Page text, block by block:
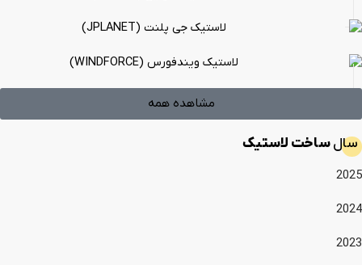
مشاهده همه
لاستیک